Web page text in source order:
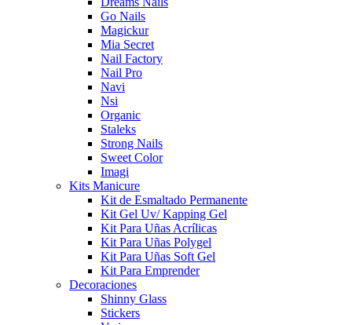
Go Nails
Magickur
Mia Secret
Nail Factory
Nail Pro
Navi
Nsi
Organic
Staleks
Strong Nails
Sweet Color
Imagi
Kits Manicure
Kit de Esmaltado Permanente
Kit Gel Uv/ Kapping Gel
Kit Para Uñas Acrílicas
Kit Para Uñas Polygel
Kit Para Uñas Soft Gel
Kit Para Emprender
Decoraciones
Shinny Glass
Stickers